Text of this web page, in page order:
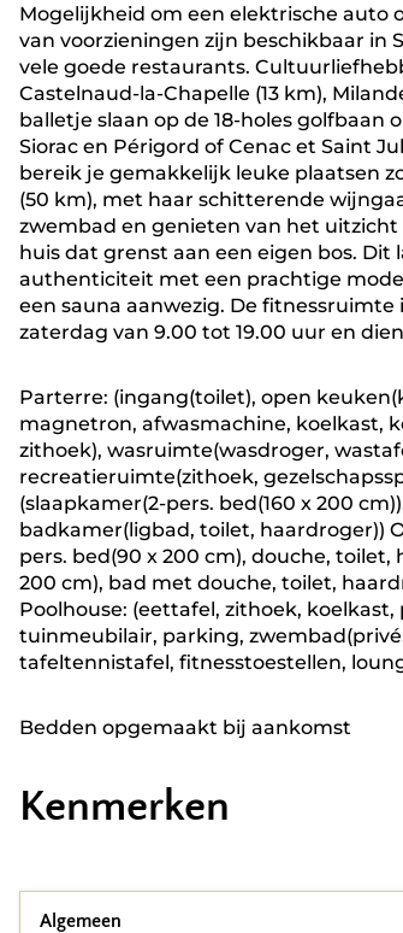
Mogelijkheid om een ​​elektrische auto
van voorzieningen zijn beschikbaar in
vele goede restaurants.
Castelnaud-la-Chapelle (13 km),
balletje slaan op de 18-holes golfbaan
Siorac en Périgord of Cenac et Saint
bereik je gemakkelijk leuke plaatsen
(50 km), met haar schitterende
zwembad en genieten van het
huis dat grenst aan een eigen bos. Dit
authenticiteit met een prachtige
een sauna aanwezig. De
zaterdag van 9.00 tot 19.00 uur en
Parterre: (ingang(toilet), open
magnetron, afwasmachine, koelkast,
zithoek), wasruimte(wasdroger,
recreatieruimte(zithoek,
(slaapkamer(2-pers. bed(160 x 200
badkamer(ligbad, toilet, haardroger))
pers. bed(90 x 200 cm), douche,
200 cm), bad met douche, toilet,
Poolhouse: (eettafel, zithoek,
tuinmeubilair, parking,
tafeltennistafel, fitnesstoestellen,
Bedden opgemaakt bij aankomst
Kenmerken
Algemeen